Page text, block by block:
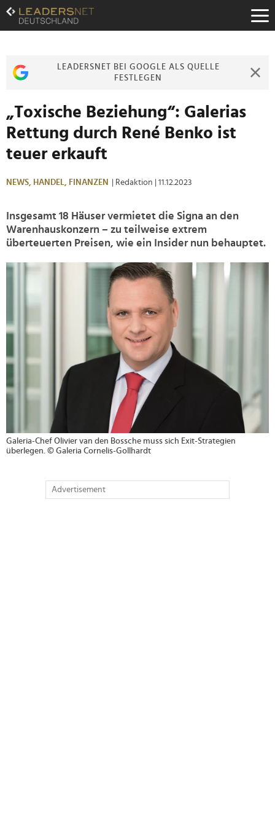
Zum
Inhalt
Zur
Zur
LEADERSNET BEI GOOGLE ALS QUELLE
FESTLEGEN
„Toxische Beziehung“: Galerias
Rettung durch René Benko ist
teuer erkauft
NEWS, HANDEL, FINANZEN | Redaktion | 11.12.2023
Insgesamt 18 Häuser vermietet die Signa an den
Warenhauskonzern – zu teilweise extrem
überteuerten Preisen, wie ein Insider nun behauptet.
>
Galeria-Chef Olivier van den Bossche muss sich Exit-Strategien
überlegen. © Galeria Cornelis-Gollhardt
Advertisement